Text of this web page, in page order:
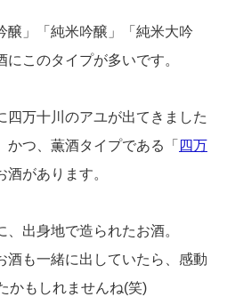
醸」「純米吟醸」「純米大吟
このタイプが多いです。
四万十川のアユが出てきました
つ、薫酒タイプである「 四万
酒があります。
出身地で造られたお酒。
酒も一緒に出していたら、感動
かもしれませんね(笑)